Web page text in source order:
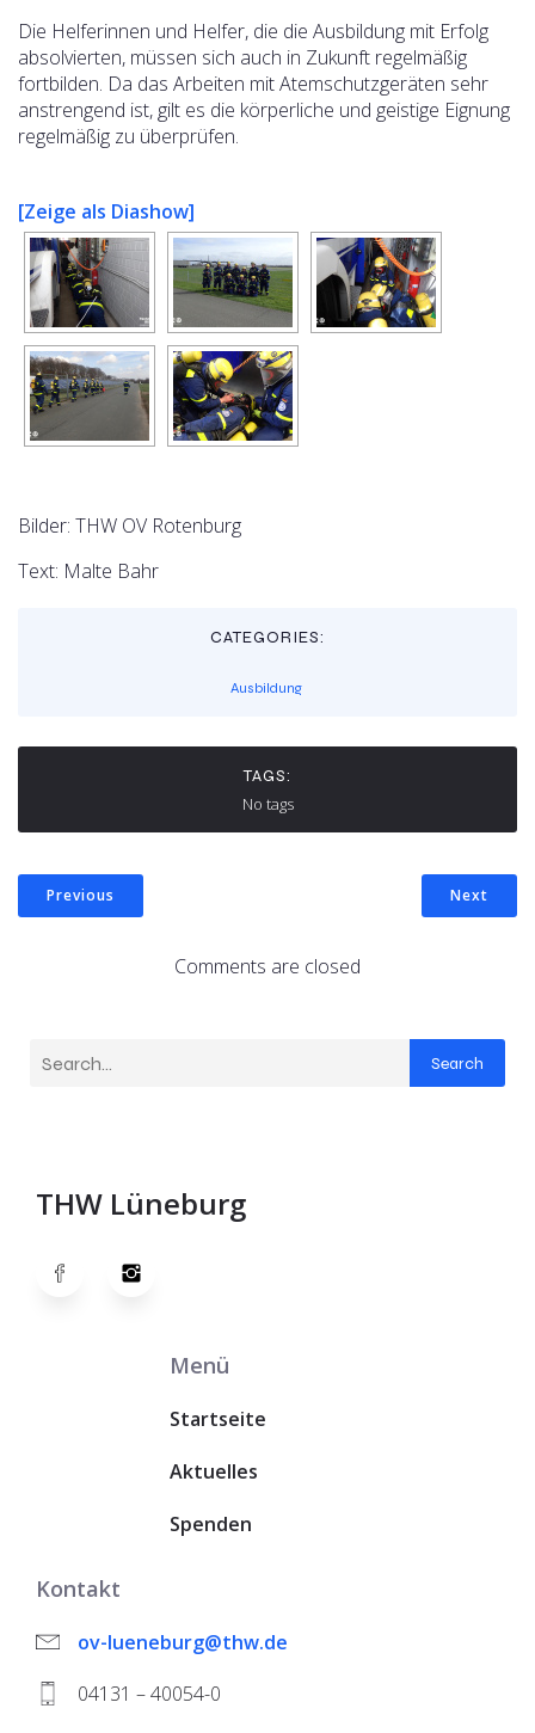
Die Helferinnen und Helfer, die die Ausbildung mit Erfolg
absolvierten, müssen sich auch in Zukunft regelmäßig
fortbilden. Da das Arbeiten mit Atemschutzgeräten sehr
anstrengend ist, gilt es die körperliche und geistige Eignung
regelmäßig zu überprüfen.
[Zeige als Diashow]
Bilder: THW OV Rotenburg
Text: Malte Bahr
CATEGORIES:
Ausbildung
TAGS:
No tags
Previous Next
Comments are closed
Search
THW Lüneburg
Menü
Startseite
Aktuelles
Spenden
Kontakt
ov-lueneburg@thw.de
04131 – 40054-0